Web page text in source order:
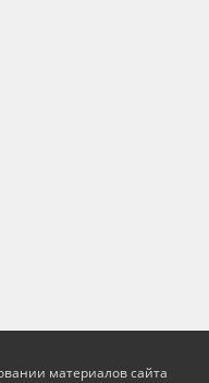
материалов сайта